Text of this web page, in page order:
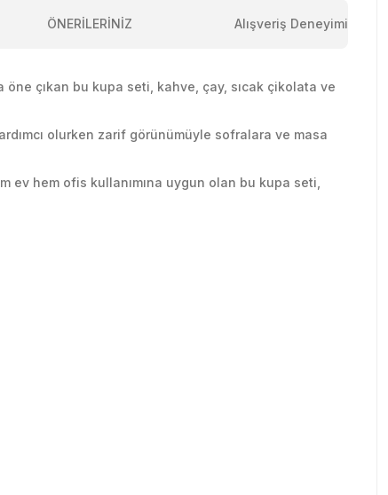
ÖNERİLERİNİZ Alışveriş Deneyimi
öne çıkan bu kupa seti, kahve, çay, sıcak çikolata ve
olurken zarif görünümüyle sofralara ve masa
ev hem ofis kullanımına uygun olan bu kupa seti,